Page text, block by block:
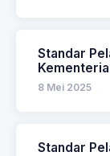
Standar
8 Mei 2025
Standar